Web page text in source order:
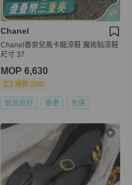
Chanel
Chanel香奈兒馬卡龍涼鞋 魔術貼凉鞋
尺寸 37
MOP 6,630
現折 200
狀況良好 香港 免運